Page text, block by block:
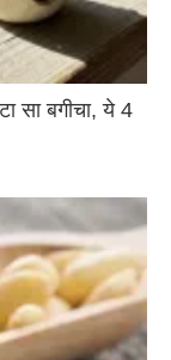
सा बगीचा, ये 4